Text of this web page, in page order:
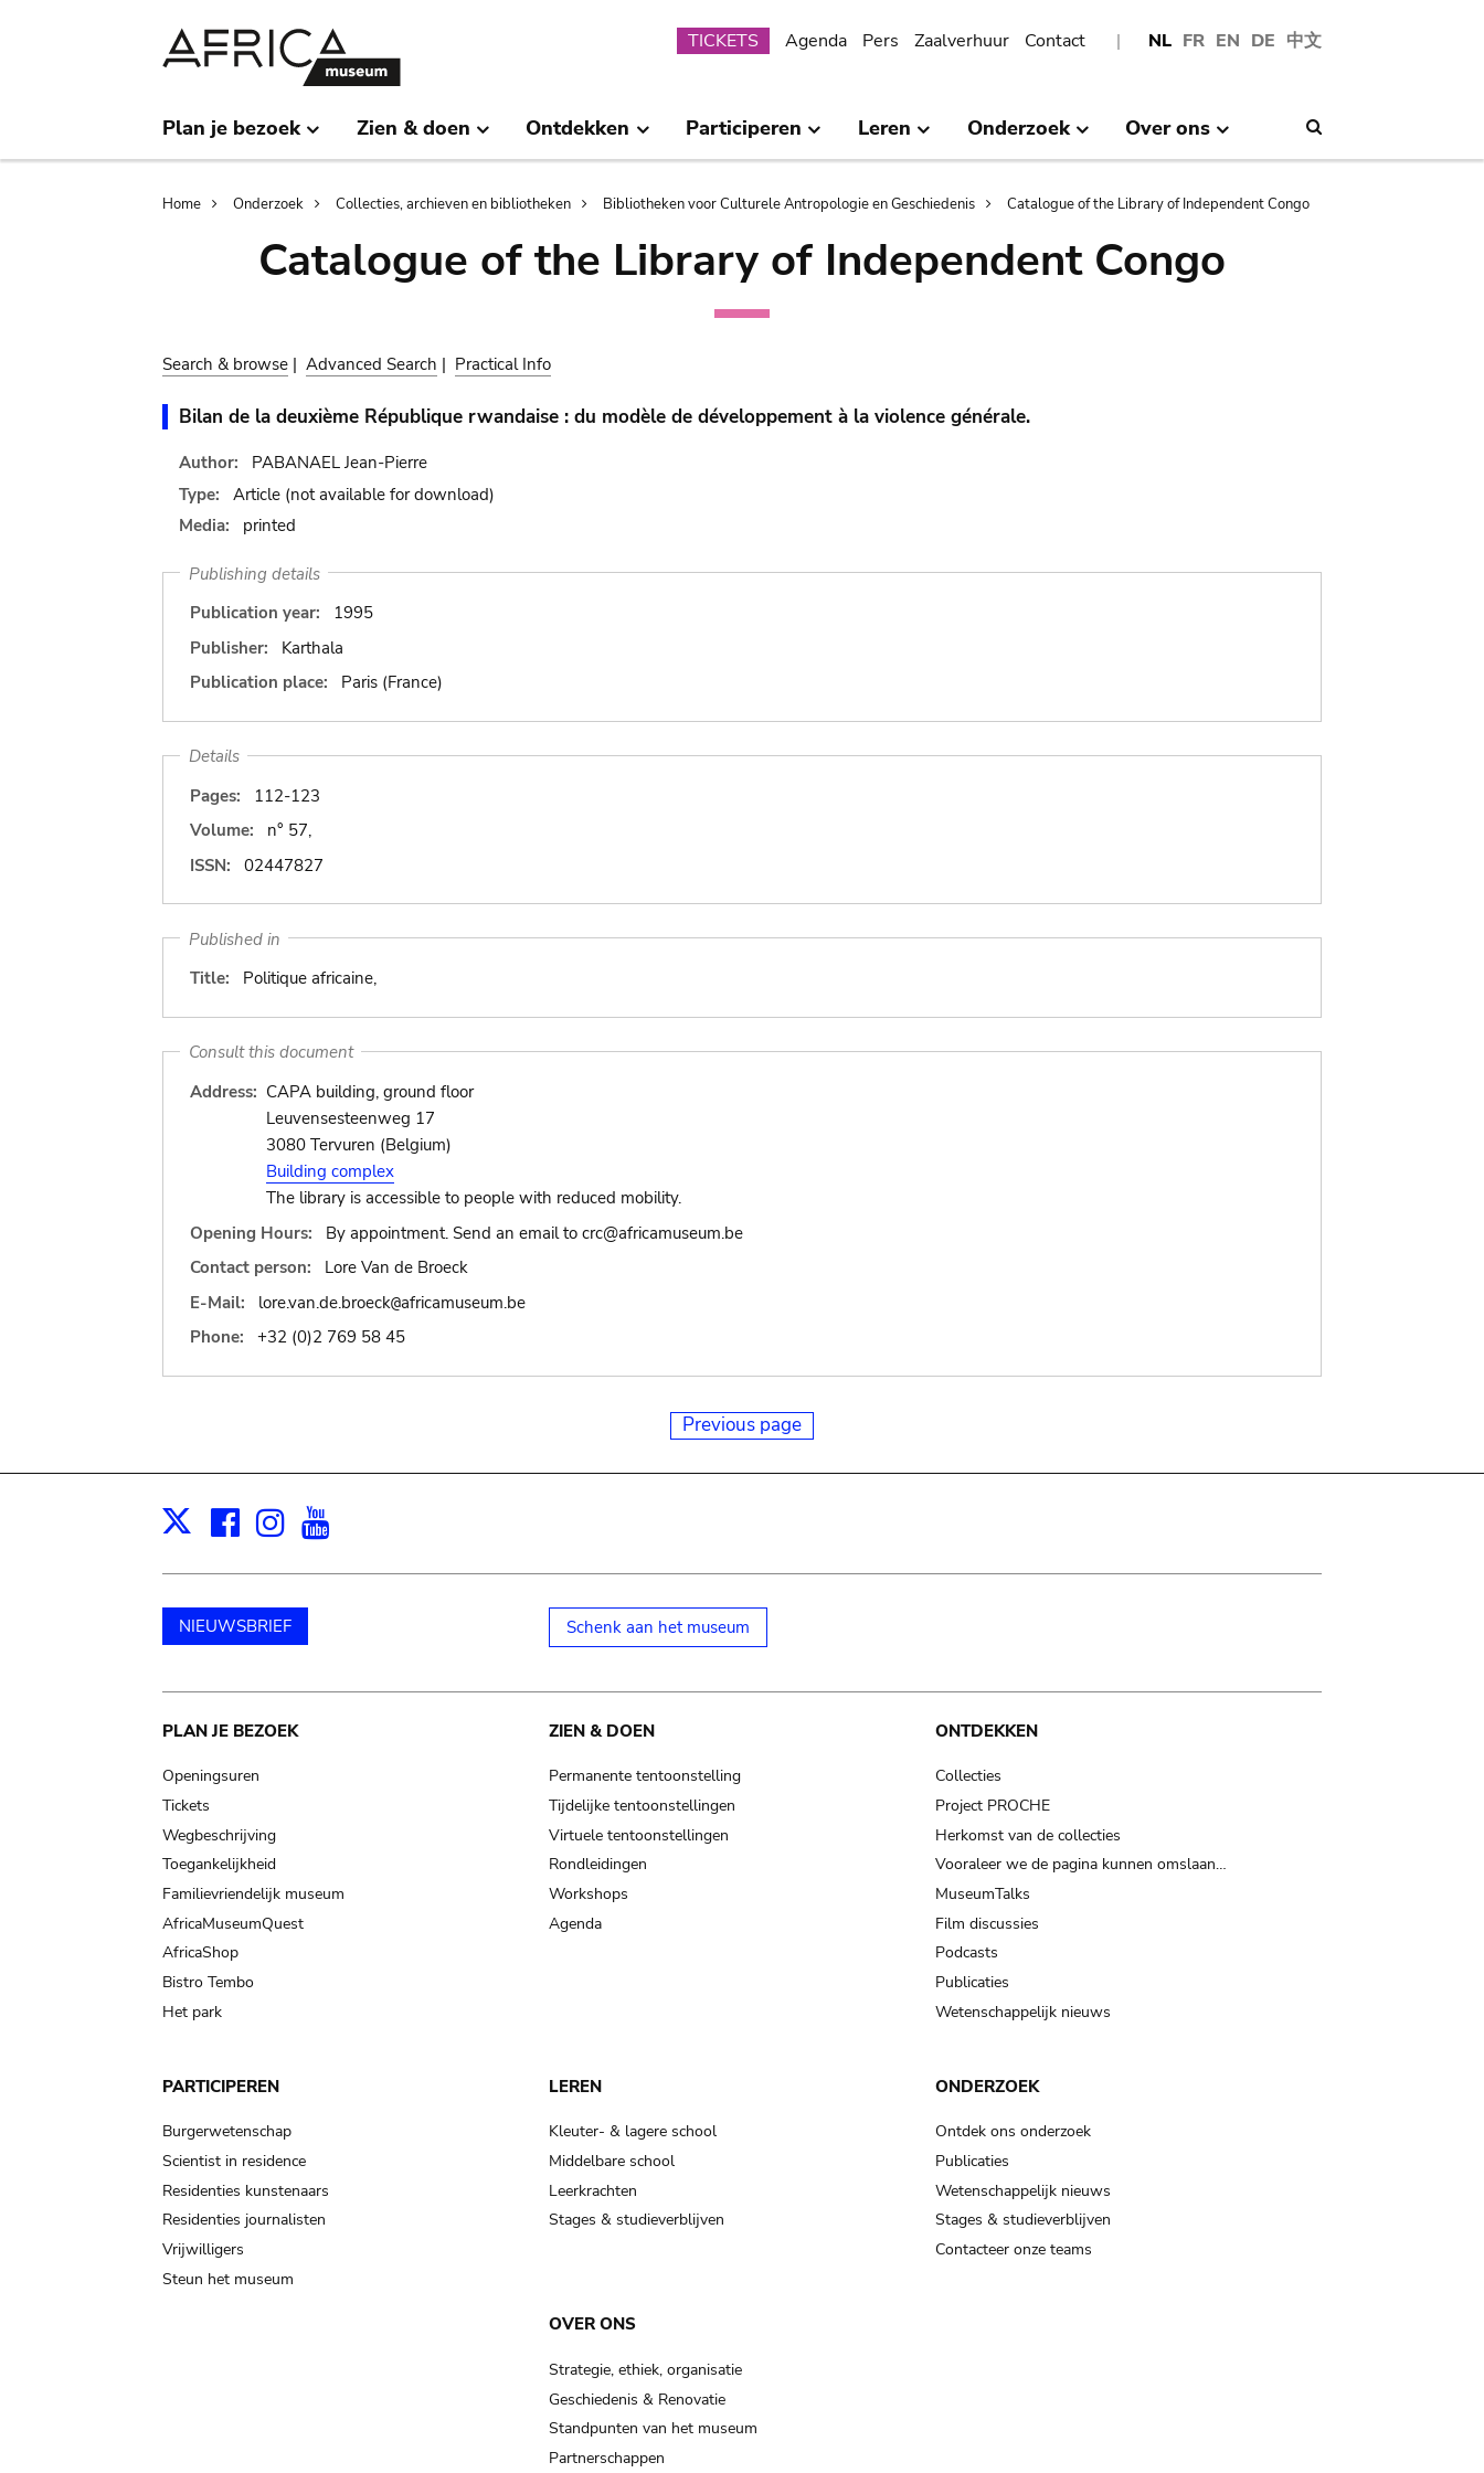
NL FR EN DE 中文
Submenu
TICKETS Agenda Pers Zaalverhuur Contact
Plan je bezoek Zien & doen Ontdekken Participeren Leren Onderzoek Over ons
Breadcrumb
Home Onderzoek Collecties, archieven en bibliotheken Bibliotheken voor Culturele Antropologie en Geschiedenis Catalogue of the Library of Independent Congo
Catalogue of the Library of Independent Congo
Search & browse | Advanced Search | Practical Info
Bilan de la deuxième République rwandaise : du modèle de développement à la violence générale.
Author:
PABANAEL Jean-Pierre
Type:
Article (not available for download)
Media:
printed
Publishing details
Publication year:
1995
Publisher:
Karthala
Publication place:
Paris (France)
Details
Pages:
112-123
Volume:
n° 57,
ISSN:
02447827
Published in
Title:
Politique africaine,
Consult this document
Address: CAPA building, ground floor
Leuvensesteenweg 17
3080 Tervuren (Belgium)
Building complex
The library is accessible to people with reduced mobility.
Opening Hours:
By appointment. Send an email to crc@africamuseum.be
Contact person:
Lore Van de Broeck
E-Mail:
lore.van.de.broeck@africamuseum.be
Phone:
+32 (0)2 769 58 45
Previous page
X Facebook
Instagram
NIEUWSBRIEF Schenk aan het museum
Main
navigation
PLAN JE BEZOEK
Openingsuren
Tickets
Wegbeschrijving
Toegankelijkheid
Familievriendelijk museum
AfricaMuseumQuest
AfricaShop
Bistro Tembo
Het park
ZIEN & DOEN
Permanente tentoonstelling
Tijdelijke tentoonstellingen
Virtuele tentoonstellingen
Rondleidingen
Workshops
Agenda
ONTDEKKEN
Collecties
Project PROCHE
Herkomst van de collecties
Vooraleer we de pagina kunnen omslaan…
MuseumTalks
Film discussies
Podcasts
Publicaties
Wetenschappelijk nieuws
PARTICIPEREN
Burgerwetenschap
Scientist in residence
Residenties kunstenaars
Residenties journalisten
Vrijwilligers
Steun het museum
LEREN
Kleuter- & lagere school
Middelbare school
Leerkrachten
Stages & studieverblijven
ONDERZOEK
Ontdek ons onderzoek
Publicaties
Wetenschappelijk nieuws
Stages & studieverblijven
Contacteer onze teams
OVER ONS
Strategie, ethiek, organisatie
Geschiedenis & Renovatie
Standpunten van het museum
Partnerschappen